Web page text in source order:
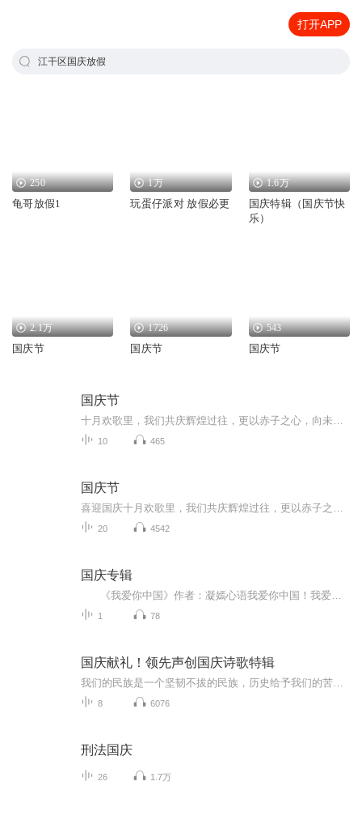
打开APP
江干区国庆放假
250
龟哥放假1
1万
玩蛋仔派对 放假必更
1.6万
国庆特辑（国庆节快
乐）
2.1万
国庆节
1726
国庆节
543
国庆节
国庆节
10 465
国庆节
20 4542
国庆专辑
1 78
国庆献礼！领先声创国庆诗歌特辑
8 6076
刑法国庆
26 1.7万